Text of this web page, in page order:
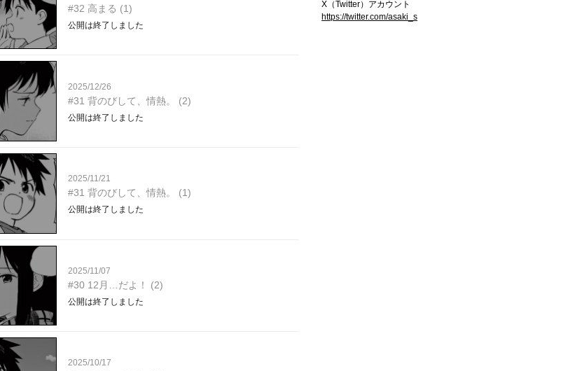
#32 高まる (1)
公開は終了しました
2025/12/26
#31 背のびして、情熱。 (2)
公開は終了しました
2025/11/21
#31 背のびして、情熱。 (1)
公開は終了しました
2025/11/07
#30 12月…だよ！ (2)
公開は終了しました
2025/10/17
X（Twitter）アカウント
https://twitter.com/asaki_s